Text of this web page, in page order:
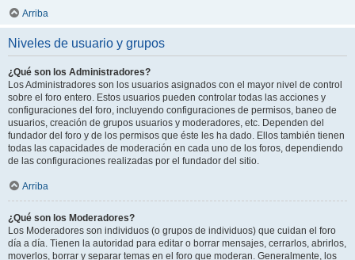
Arriba
Niveles de usuario y grupos
¿Qué son los Administradores?
Los Administradores son los usuarios asignados con el mayor nivel de control
sobre el foro entero. Estos usuarios pueden controlar todas las acciones y
configuraciones del foro, incluyendo configuraciones de permisos, baneo de
usuarios, creación de grupos usuarios y moderadores, etc. Dependen del
fundador del foro y de los permisos que éste les ha dado. Ellos también tienen
todas las capacidades de moderación en cada uno de los foros, dependiendo
de las configuraciones realizadas por el fundador del sitio.
Arriba
¿Qué son los Moderadores?
Los Moderadores son individuos (o grupos de individuos) que cuidan el foro
día a día. Tienen la autoridad para editar o borrar mensajes, cerrarlos, abrirlos,
moverlos, borrar y separar temas en el foro que moderan. Generalmente, los